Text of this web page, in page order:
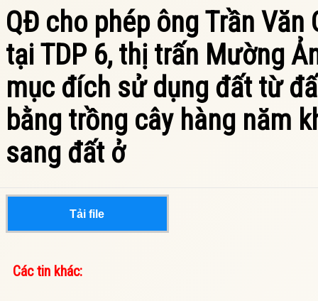
QĐ cho phép ông Trần Văn
tại TDP 6, thị trấn Mường
mục đích sử dụng đất từ
bằng trồng cây hàng năm
sang đất ở
Tải file
Các tin khác: